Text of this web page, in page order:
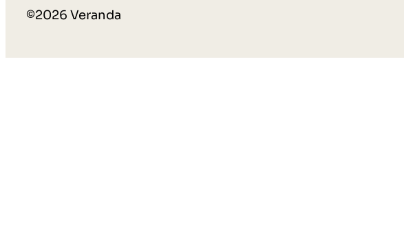
©2026 Veranda